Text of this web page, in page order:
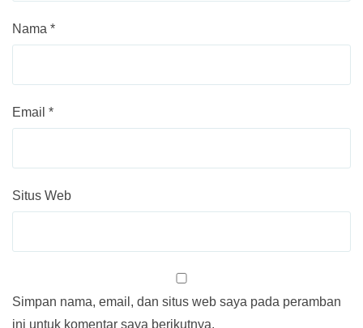
Nama *
Email *
Situs Web
Simpan nama, email, dan situs web saya pada peramban
ini untuk komentar saya berikutnya.